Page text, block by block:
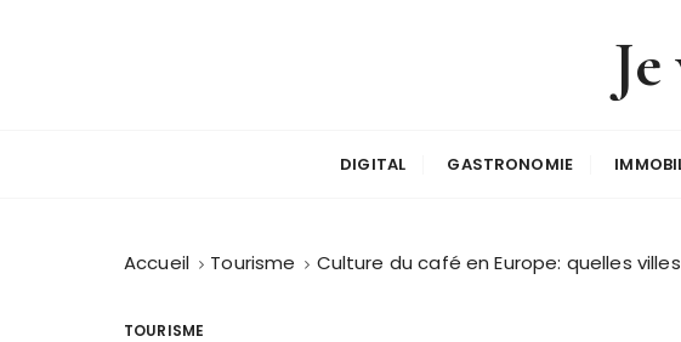
DIGITAL GASTRONOMIE
Accueil Tourisme Culture du café en Europe: quelles
TOURISME